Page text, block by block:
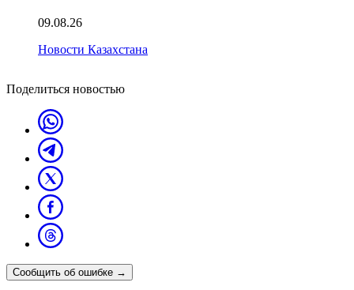
09.08.26
Новости Казахстана
Поделиться новостью
Сообщить об ошибке →